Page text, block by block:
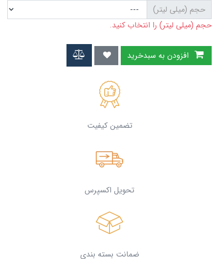
حجم (میلی لیتر)
حجم (میلی لیتر) را انتخاب کنید.
تضمین کیفیت
تحویل اکسپرس
ضمانت بسته بندی